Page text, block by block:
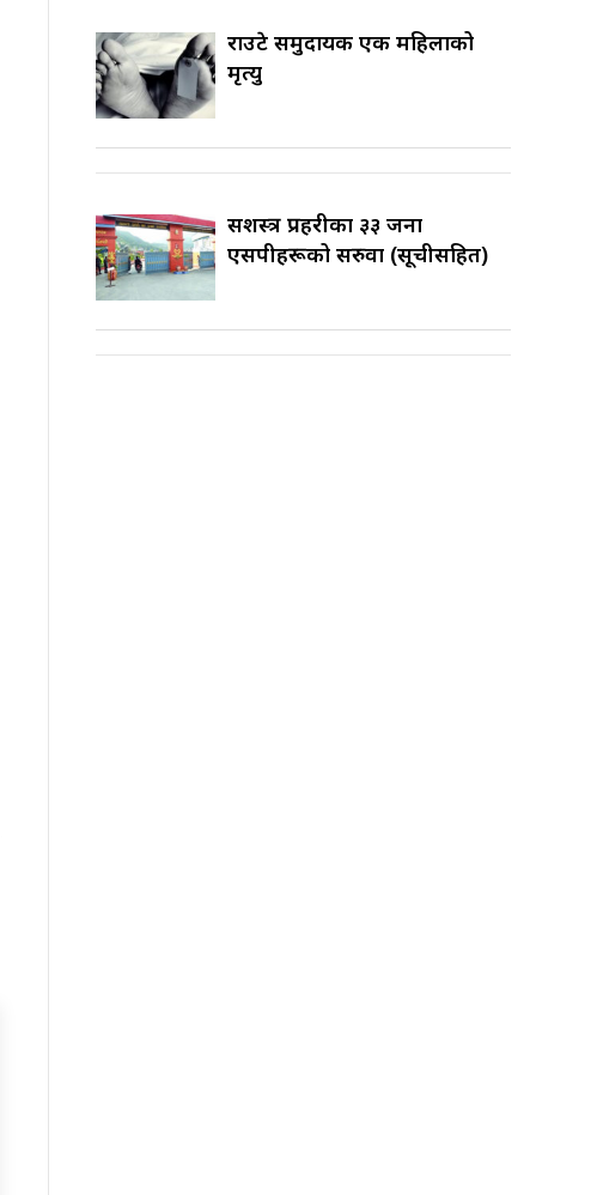
राउटे समुदायकी एक महिलाको
मृत्यु
सशस्त्र प्रहरीका ३३ जना
एसपीहरूको सरुवा (सूचीसहित)